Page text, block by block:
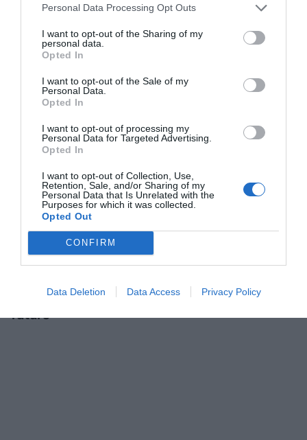
Personal Data Processing Opt Outs
I want to opt-out of the Sharing of my
personal data.
Opted In
I want to opt-out of the Sale of my
Personal Data.
Opted In
I want to opt-out of processing my
Personal Data for Targeted Advertising.
Opted In
I want to opt-out of Collection, Use,
Retention, Sale, and/or Sharing of my
Personal Data that Is Unrelated with the
Purposes for which it was collected.
Opted Out
CONFIRM
Data Deletion Data Access Privacy Policy
RELACIONADAS
Josep M. Ganyet -
Mediterráneo es el
futuro
El 5G que unirá a
Francia
5G, el